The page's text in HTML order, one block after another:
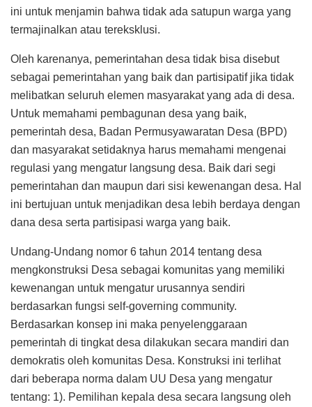
ini untuk menjamin bahwa tidak ada satupun warga yang
termajinalkan atau tereksklusi.
Oleh karenanya, pemerintahan desa tidak bisa disebut
sebagai pemerintahan yang baik dan partisipatif jika tidak
melibatkan seluruh elemen masyarakat yang ada di desa.
Untuk memahami pembagunan desa yang baik,
pemerintah desa, Badan Permusyawaratan Desa (BPD)
dan masyarakat setidaknya harus memahami mengenai
regulasi yang mengatur langsung desa. Baik dari segi
pemerintahan dan maupun dari sisi kewenangan desa. Hal
ini bertujuan untuk menjadikan desa lebih berdaya dengan
dana desa serta partisipasi warga yang baik.
Undang-Undang nomor 6 tahun 2014 tentang desa
mengkonstruksi Desa sebagai komunitas yang memiliki
kewenangan untuk mengatur urusannya sendiri
berdasarkan fungsi self-governing community.
Berdasarkan konsep ini maka penyelenggaraan
pemerintah di tingkat desa dilakukan secara mandiri dan
demokratis oleh komunitas Desa. Konstruksi ini terlihat
dari beberapa norma dalam UU Desa yang mengatur
tentang: 1). Pemilihan kepala desa secara langsung oleh